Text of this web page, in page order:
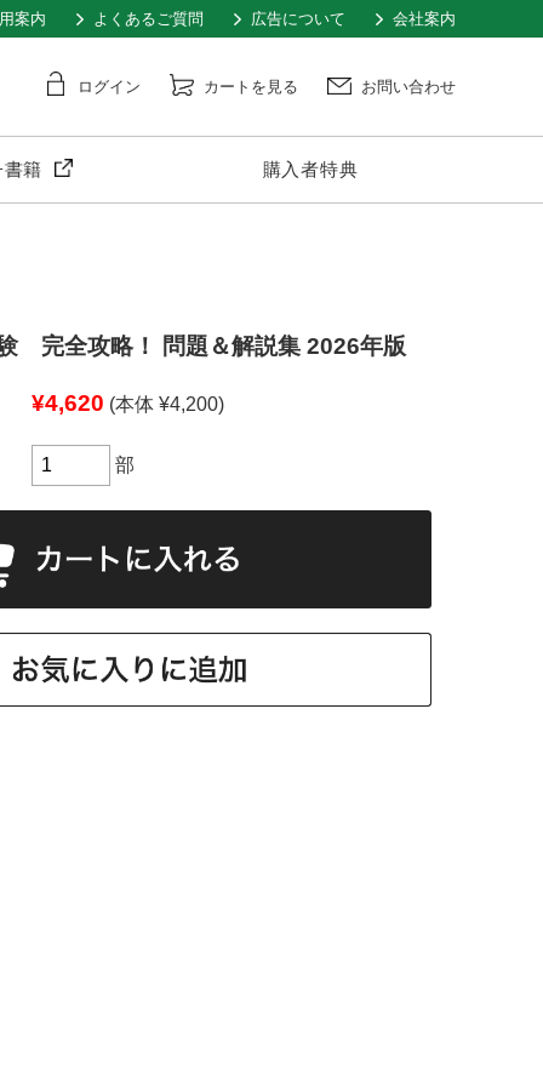
案内 よくあるご質問 広告について 会社案内
ログイン カートを見る お問い合わせ
書籍 購入者特典
完全攻略！ 問題＆解説集 2026年版
¥4,620 (本体 ¥4,200)
部